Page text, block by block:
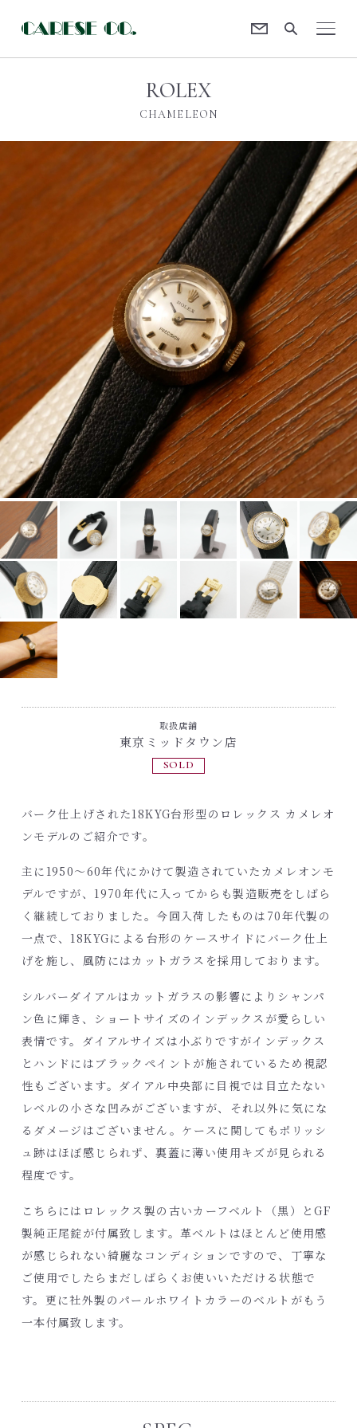
ROLEX
CHAMELEON
取扱店舗
東京ミッドタウン店
SOLD
バーク仕上げされた18KYG台形型のロレックス カメレオ
ンモデルのご紹介です。
主に1950～60年代にかけて製造されていたカメレオンモ
デルですが、1970年代に入ってからも製造販売をしばら
く継続しておりました。今回入荷したものは70年代製の
一点で、18KYGによる台形のケースサイドにバーク仕上
げを施し、風防にはカットガラスを採用しております。
シルバーダイアルはカットガラスの影響によりシャンパ
ン色に輝き、ショートサイズのインデックスが愛らしい
表情です。ダイアルサイズは小ぶりですがインデックス
とハンドにはブラックペイントが施されているため視認
性もございます。ダイアル中央部に目視では目立たない
レベルの小さな凹みがございますが、それ以外に気にな
るダメージはございません。ケースに関してもポリッシ
ュ跡はほぼ感じられず、裏蓋に薄い使用キズが見られる
程度です。
こちらにはロレックス製の古いカーフベルト（黒）とGF
製純正尾錠が付属致します。革ベルトはほとんど使用感
が感じられない綺麗なコンディションですので、丁寧な
ご使用でしたらまだしばらくお使いいただける状態で
す。更に社外製のパールホワイトカラーのベルトがもう
一本付属致します。